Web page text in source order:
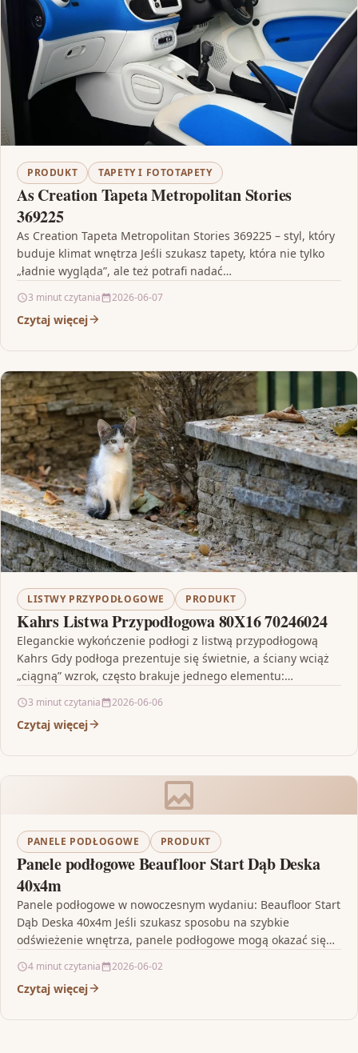
PRODUKT TAPETY I FOTOTAPETY
As Creation Tapeta Metropolitan Stories
369225
As Creation Tapeta Metropolitan Stories 369225 – styl, który
buduje klimat wnętrza Jeśli szukasz tapety, która nie tylko
„ładnie wygląda”, ale też potrafi nadać…
3 minut czytania 2026-06-07
Czytaj więcej
LISTWY PRZYPODŁOGOWE PRODUKT
Kahrs Listwa Przypodłogowa 80X16 70246024
Eleganckie wykończenie podłogi z listwą przypodłogową
Kahrs Gdy podłoga prezentuje się świetnie, a ściany wciąż
„ciągną” wzrok, często brakuje jednego elementu:
3 minut czytania 2026-06-06
Czytaj więcej
PANELE PODŁOGOWE PRODUKT
Panele podłogowe Beaufloor Start Dąb Deska
40x4m
Panele podłogowe w nowoczesnym wydaniu: Beaufloor Start
Dąb Deska 40x4m Jeśli szukasz sposobu na szybkie
odświeżenie wnętrza, panele podłogowe mogą okazać się
4 minut czytania 2026-06-02
Czytaj więcej